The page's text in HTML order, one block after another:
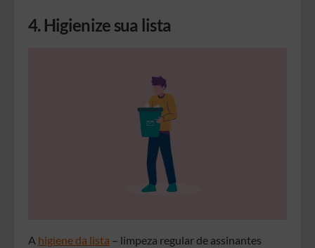
4. Higienize sua lista
A higiene da lista – limpeza regular de assinantes